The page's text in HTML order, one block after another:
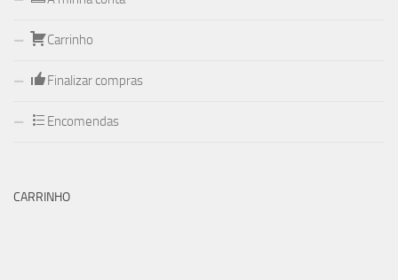
Carrinho
Finalizar compras
Encomendas
CARRINHO